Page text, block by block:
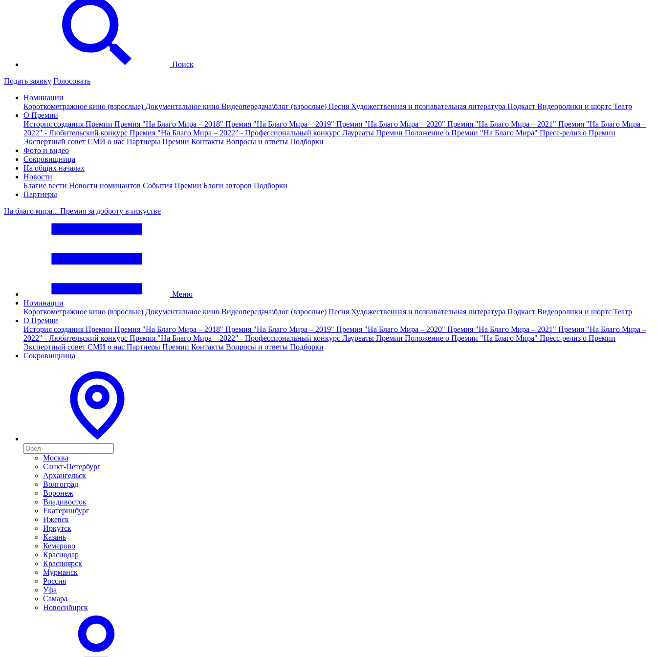
Поиск
Подать заявку Голосовать
Номинации
Короткометражное кино (взрослые) Документальное кино Видеопередача\блог (взрослые) Песня Художественная и познавательная литература Подкаст Видеоролики и шортс Театр
О Премии
История создания Премии Премия "На Благо Мира – 2018" Премия "На Благо Мира – 2019" Премия "На Благо Мира – 2020" Премия "На Благо Мира – 2021" Премия "На Благо Мира –
2022" - Любительский конкурс Премия "На Благо Мира – 2022" - Профессиональный конкурс Лауреаты Премии Положение о Премии "На Благо Мира" Пресс-релиз о Премии
Экспертный совет СМИ о нас Партнеры Премии Контакты Вопросы и ответы Подборки
Фото и видео
Сокровищница
На общих началах
Новости
Благие вести Новости номинантов События Премии Блоги авторов Подборки
Партнеры
На благо мира... Премия за доброту в искустве
Меню
Номинации
Короткометражное кино (взрослые) Документальное кино Видеопередача\блог (взрослые) Песня Художественная и познавательная литература Подкаст Видеоролики и шортс Театр
О Премии
История создания Премии Премия "На Благо Мира – 2018" Премия "На Благо Мира – 2019" Премия "На Благо Мира – 2020" Премия "На Благо Мира – 2021" Премия "На Благо Мира –
2022" - Любительский конкурс Премия "На Благо Мира – 2022" - Профессиональный конкурс Лауреаты Премии Положение о Премии "На Благо Мира" Пресс-релиз о Премии
Экспертный совет СМИ о нас Партнеры Премии Контакты Вопросы и ответы Подборки
Сокровищница
Москва
Санкт-Петербург
Архангельск
Волгоград
Воронеж
Владивосток
Екатеринбург
Ижевск
Иркутск
Казань
Кемерово
Краснодар
Красноярск
Мурманск
Россия
Уфа
Самара
Новосибирск